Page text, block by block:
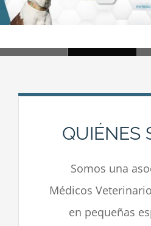
QUIÉNES
Somos una
Médicos
en pequeñas